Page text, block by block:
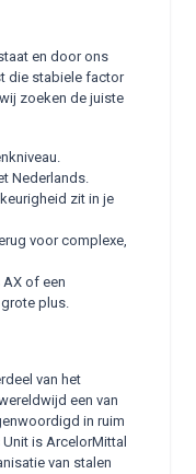
en door ons
die stabiele factor
zoeken de juiste
Nederlands.
zit in je
voor complexe,
of een
grote plus.
van het
een van
in ruim
is ArcelorMittal
van stalen